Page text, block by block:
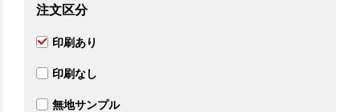
注文区分
印刷あり
印刷なし
無地サンプル